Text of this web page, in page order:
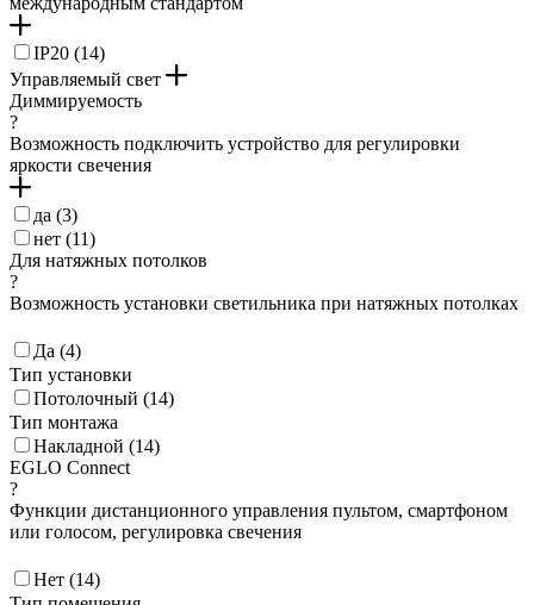
IP20 (14)
Управляемый свет
Диммируемость
?
Возможность подключить устройство для регулировки
яркости свечения
да (3)
нет (11)
Для натяжных потолков
?
Возможность установки светильника при натяжных потолках
Да (4)
Тип установки
Потолочный (14)
Тип монтажа
Накладной (14)
EGLO Connect
?
Функции дистанционного управления пультом, смартфоном
или голосом, регулировка свечения
Нет (14)